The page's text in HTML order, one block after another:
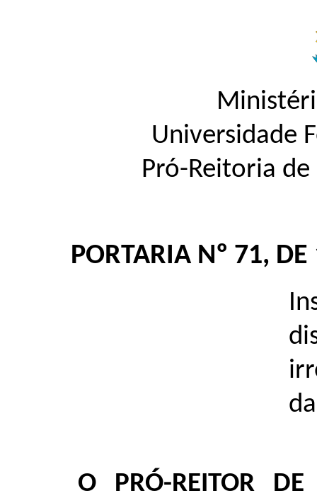
Universidade
Pró-Reitoria de
PORTARIA Nº 71,
O PRÓ-REITOR